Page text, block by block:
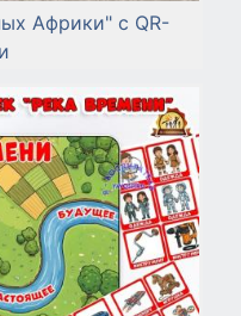
Африки" с QR-